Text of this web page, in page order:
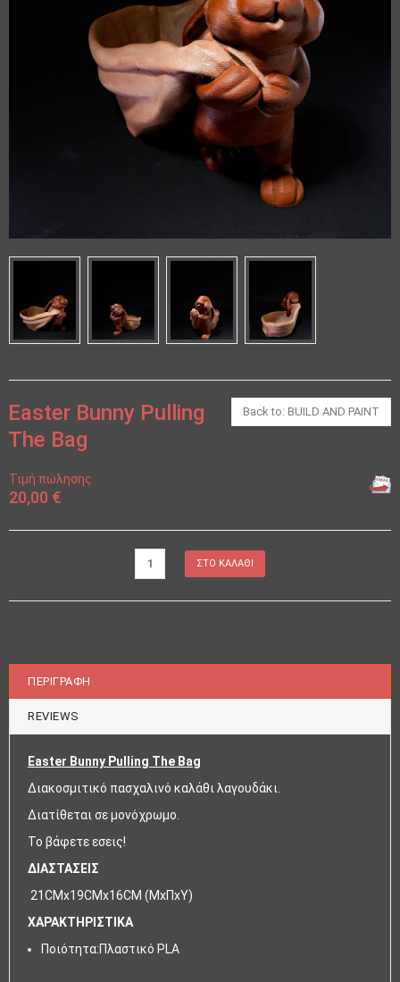
Back to: BUILD AND PAINT
Easter Bunny Pulling
The Bag
Τιμή πώλησης
20,00 €
ΠΕΡΙΓΡΑΦΉ
REVIEWS
Easter Bunny Pulling The Bag
Διακοσμιτικό πασχαλινό καλάθι λαγουδάκι.
Διατίθεται σε μονόχρωμο.
Το βάφετε εσεις!
ΔΙΑΣΤΑΣΕΙΣ
21CMx19CMx16CM (ΜxΠxΥ)
ΧΑΡΑΚΤΗΡΙΣΤΙΚΑ
Ποιότητα:Πλαστικό PLA